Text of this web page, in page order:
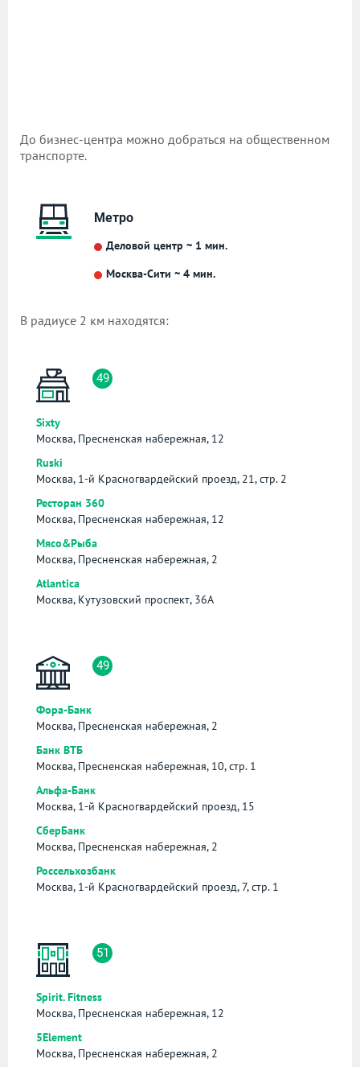
До бизнес-центра можно добраться на общественном
транспорте.
Метро
Деловой центр ~ 1 мин.
Москва-Сити ~ 4 мин.
В радиусе 2 км находятся:
49
Sixty
Москва, Пресненская набережная, 12
Ruski
Москва, 1-й Красногвардейский проезд, 21, стр. 2
Ресторан 360
Москва, Пресненская набережная, 12
Мясо&Рыба
Москва, Пресненская набережная, 2
Atlantica
Москва, Кутузовский проспект, 36А
49
Фора-Банк
Москва, Пресненская набережная, 2
Банк ВТБ
Москва, Пресненская набережная, 10, стр. 1
Альфа-Банк
Москва, 1-й Красногвардейский проезд, 15
СберБанк
Москва, Пресненская набережная, 2
Россельхозбанк
Москва, 1-й Красногвардейский проезд, 7, стр. 1
51
Spirit. Fitness
Москва, Пресненская набережная, 12
5Element
Москва, Пресненская набережная, 2